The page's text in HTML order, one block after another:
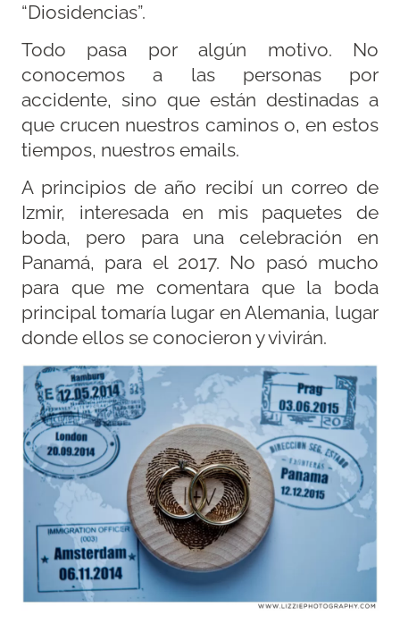
“Diosidencias”.
Todo pasa por algún motivo. No
conocemos a las personas por
accidente, sino que están destinadas a
que crucen nuestros caminos o, en estos
tiempos, nuestros emails.
A principios de año recibí un correo de
Izmir, interesada en mis paquetes de
boda, pero para una celebración en
Panamá, para el 2017. No pasó mucho
para que me comentara que la boda
principal tomaría lugar en Alemania, lugar
donde ellos se conocieron y vivirán.